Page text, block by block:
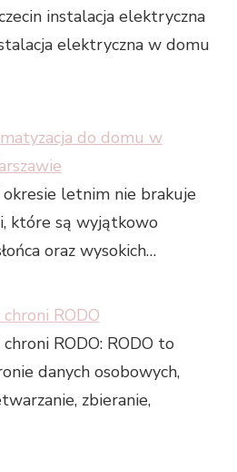
instalacja elektryczna
elektryczna w domu
do domu w
letnim nie brakuje
które są wyjątkowo
oraz wysokich…
chroni RODO
chroni RODO: RODO to
danych osobowych,
zbieranie,